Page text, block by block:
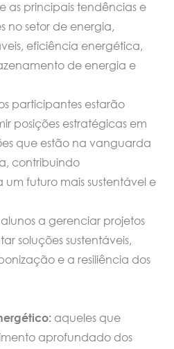
as principais tendências e
no setor de energia,
eficiência energética,
de energia e
participantes estarão
posições estratégicas em
que estão na vanguarda
contribuindo
futuro mais sustentável e
a gerenciar projetos
soluções sustentáveis,
e a resiliência dos
aqueles que
aprofundado dos